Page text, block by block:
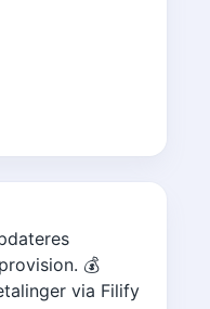
💰
via Filify